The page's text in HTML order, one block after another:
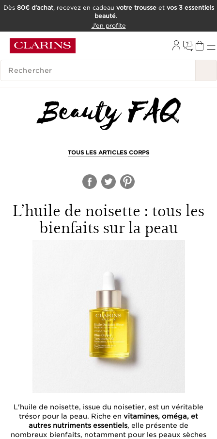
OUTIL D'ACCESSIBILITÉ
Dès 80€ d’achat, recevez en cadeau votre trousseet vos 3 essentiels
beauté.
J’en profite
HISTORIQUE DES RECHERCHES
TOUS LES ARTICLES CORPS
L’huile de noisette : tous les
bienfaits sur la peau
L'huile de noisette, issue du noisetier, est un véritable
trésor pour la peau. Riche en vitamines, oméga, et
autres nutriments essentiels, elle présente de
nombreux bienfaits, notamment pour les peaux sèches